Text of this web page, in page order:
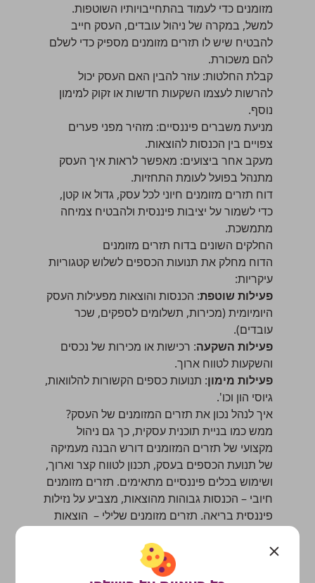
מזומנים כדי לעמוד בהתחייבויותיו השוטפות.
למשל, במקרה של ניהול עובדים, העסק חייב
להבטיח שיש לו תזרים מזומנים מספיק כדי לשלם
להם משכורת.
קבלת החלטות: עוזר להבין האם העסק יכול
להרשות לעצמו השקעות חדשות או זקוק למימון
נוסף.
מניעת משברים פיננסיים: מזהיר מפני פערים
צפויים בין הכנסות להוצאות.
מעקב אחר ביצועים: מאפשר לראות איך העסק
מתנהל בפועל לעומת התחזיות.
דוח תזרים מזומנים חיוני לכל עסק, גדול או קטן,
כדי לשמור על יציבות פיננסית ולהבטיח צמיחה
מתמשכת.
החלקים השונים בדוח תזרים מזומנים
הדוח מחלק את תנועות הכספים לשלוש קטגוריות
עיקריות:
פעילות שוטפת: הכנסות והוצאות מפעילות העסק
היומיומית (מכירות, תשלומים לספקים, שכר
עובדים).
פעילות השקעה: רכישות או מכירות של נכסים
והשקעות לטווח ארוך.
פעילות מימון: תנועות כספים הקשורות להלוואות,
גיוסי הון וכו'.
איך לנהל נכון את תזרים המזומנים של העסק?
ממש כמו בניית תוכנית עסקית, כך גם ניהול
מקצועי של תזרים המזומנים דורש הבנה מעמיקה
של תנועת הכספים בעסק, תכנון לטווח קצר וארוך,
ושימוש בכלים פיננסיים מתאימים. תזרים מזומנים
חיובי – הכנסות גבוהות מהוצאות, מצביע על נזילות
פיננסית בריאה. תזרים מזומנים שלילי – הוצאות
השלב הראשון – הערכת הכנסות עתידיות
יש להתחיל בבחינה של ההכנסות שהיו עד כה